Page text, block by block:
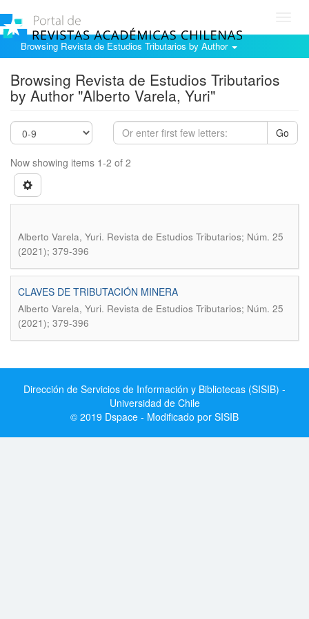
Browsing Revista de Estudios Tributarios by Author
Browsing Revista de Estudios Tributarios
by Author "Alberto Varela, Yuri"
Go
Now showing items 1-2 of 2
Alberto Varela, Yuri. Revista de Estudios Tributarios; Núm. 25
(2021); 379-396
CLAVES DE TRIBUTACIÓN MINERA
Alberto Varela, Yuri. Revista de Estudios Tributarios; Núm. 25
(2021); 379-396
Dirección de Servicios de Información y Bibliotecas (SISIB) -
Universidad de Chile
© 2019 Dspace - Modificado por SISIB